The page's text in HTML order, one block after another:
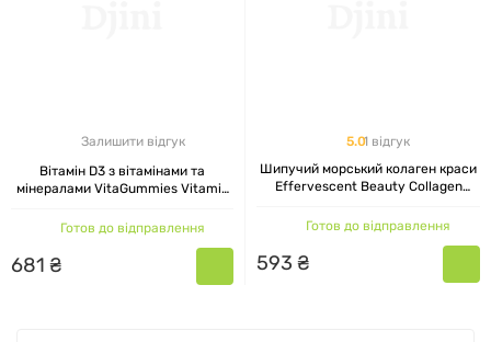
Залишити відгук
Вітамін D3 з вітамінами та
мінералами VitaGummies Vitamin
мармеладок
Готов до відправлення
681 ₴
5.01 відгук
Шипучий морський колаген краси
Effervescent Beauty Collagen
Готов до відправлення
593 ₴